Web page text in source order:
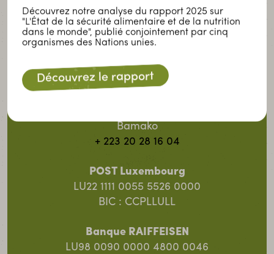
Burkina Faso
01 B.P 1346
+ 226 25 43 28 28
Bamako
+ 223 20 28 16 04
POST Luxembourg
LU22 1111 0055 5526 0000
BIC : CCPLLULL
Banque RAIFFEISEN
LU98 0090 0000 4800 0046
Découvrez notre analyse du rapport 2025 sur
"L'État de la sécurité alimentaire et de la nutrition
dans le monde", publié conjointement par cinq
organismes des Nations unies.
Découvrez le rapport